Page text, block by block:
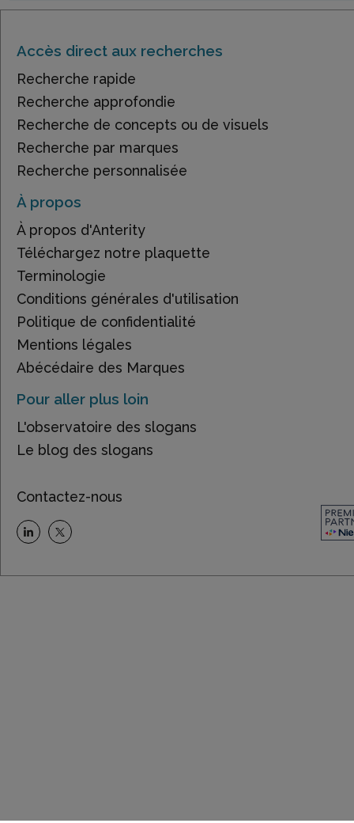
Accès direct aux recherches
Recherche rapide
Recherche approfondie
Recherche de concepts ou de visuels
Recherche par marques
Recherche personnalisée
À propos
À propos d'Anterity
Téléchargez notre plaquette
Terminologie
Conditions générales d'utilisation
Politique de confidentialité
Mentions légales
Abécédaire des Marques
Pour aller plus loin
L'observatoire des slogans
Le blog des slogans
Contactez-nous